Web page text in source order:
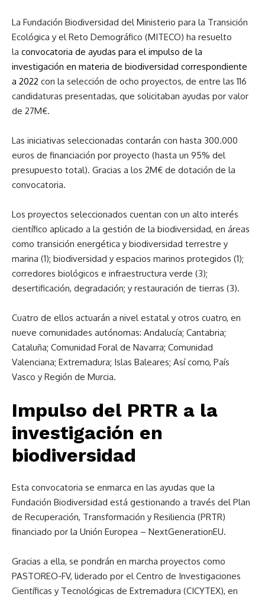
La Fundación Biodiversidad del Ministerio para la Transición
Ecológica y el Reto Demográfico (MITECO) ha resuelto
la convocatoria de ayudas para el impulso de la
investigación en materia de biodiversidad correspondiente
a 2022 con la selección de ocho proyectos, de entre las 116
candidaturas presentadas, que solicitaban ayudas por valor
de 27M€.
Las iniciativas seleccionadas contarán con hasta 300.000
euros de financiación por proyecto (hasta un 95% del
presupuesto total). Gracias a los 2M€ de dotación de la
convocatoria.
Los proyectos seleccionados cuentan con un alto interés
científico aplicado a la gestión de la biodiversidad, en áreas
como transición energética y biodiversidad terrestre y
marina (1); biodiversidad y espacios marinos protegidos (1);
corredores biológicos e infraestructura verde (3);
desertificación, degradación; y restauración de tierras (3).
Cuatro de ellos actuarán a nivel estatal y otros cuatro, en
nueve comunidades autónomas: Andalucía; Cantabria;
Cataluña; Comunidad Foral de Navarra; Comunidad
Valenciana; Extremadura; Islas Baleares; Así como, País
Vasco y Región de Murcia.
Impulso del PRTR a la
investigación en
biodiversidad
Esta convocatoria se enmarca en las ayudas que la
Fundación Biodiversidad está gestionando a través del Plan
de Recuperación, Transformación y Resiliencia (PRTR)
financiado por la Unión Europea – NextGenerationEU.
Gracias a ella, se pondrán en marcha proyectos como
PASTOREO-FV, liderado por el Centro de Investigaciones
Científicas y Tecnológicas de Extremadura (CICYTEX), en